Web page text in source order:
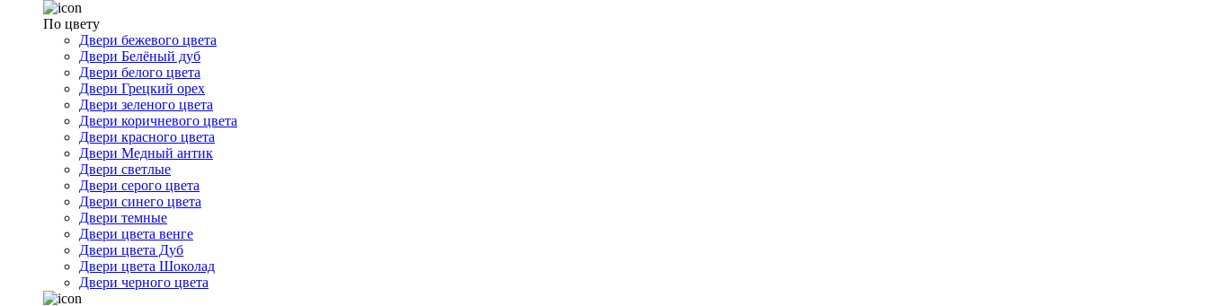
По цвету
Двери бежевого цвета
Двери Белёный дуб
Двери белого цвета
Двери Грецкий орех
Двери зеленого цвета
Двери коричневого цвета
Двери красного цвета
Двери Медный антик
Двери светлые
Двери серого цвета
Двери синего цвета
Двери темные
Двери цвета венге
Двери цвета Дуб
Двери цвета Шоколад
Двери черного цвета